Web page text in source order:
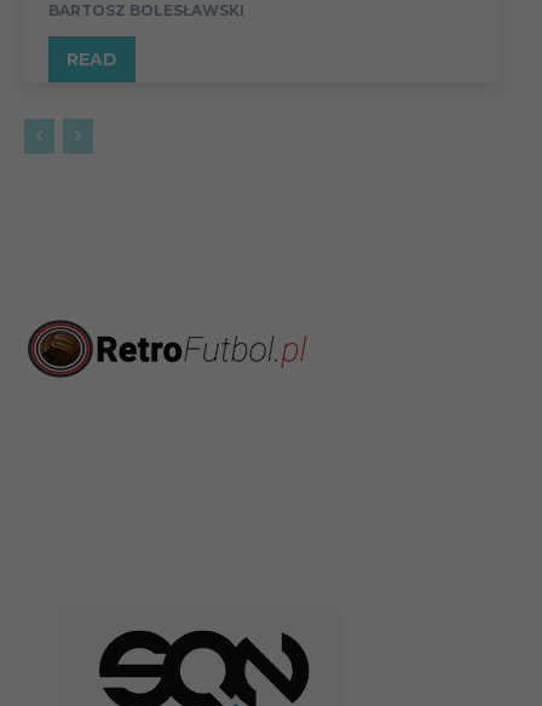
BARTOSZ BOLESŁAWSKI
READ